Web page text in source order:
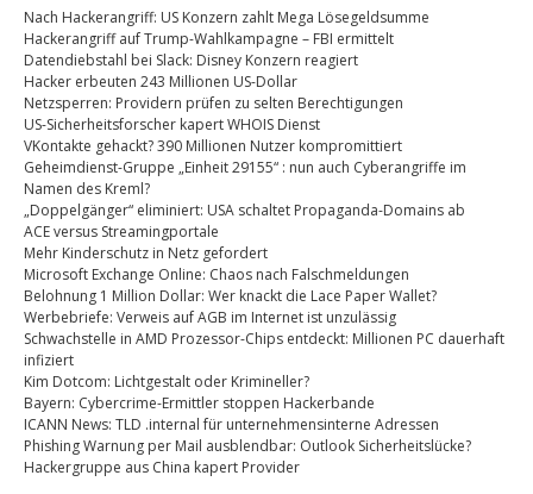
Nach Hackerangriff: US Konzern zahlt Mega Lösegeldsumme
Hackerangriff auf Trump-Wahlkampagne – FBI ermittelt
Datendiebstahl bei Slack: Disney Konzern reagiert
Hacker erbeuten 243 Millionen US-Dollar
Netzsperren: Providern prüfen zu selten Berechtigungen
US-Sicherheitsforscher kapert WHOIS Dienst
VKontakte gehackt? 390 Millionen Nutzer kompromittiert
Geheimdienst-Gruppe „Einheit 29155“ : nun auch Cyberangriffe im
Namen des Kreml?
„Doppelgänger“ eliminiert: USA schaltet Propaganda-Domains ab
ACE versus Streamingportale
Mehr Kinderschutz in Netz gefordert
Microsoft Exchange Online: Chaos nach Falschmeldungen
Belohnung 1 Million Dollar: Wer knackt die Lace Paper Wallet?
Werbebriefe: Verweis auf AGB im Internet ist unzulässig
Schwachstelle in AMD Prozessor-Chips entdeckt: Millionen PC dauerhaft
infiziert
Kim Dotcom: Lichtgestalt oder Krimineller?
Bayern: Cybercrime-Ermittler stoppen Hackerbande
ICANN News: TLD .internal für unternehmensinterne Adressen
Phishing Warnung per Mail ausblendbar: Outlook Sicherheitslücke?
Hackergruppe aus China kapert Provider